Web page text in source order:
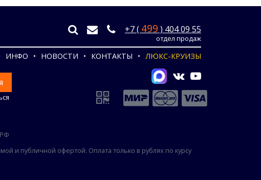
+7 ( 499 ) 404 09 55
отдел продаж
ИНФО НОВОСТИ КОНТАКТЫ ЛЮКС-КРУИЗЫ
и публичной офертой. Оплата только в рублях по курсу